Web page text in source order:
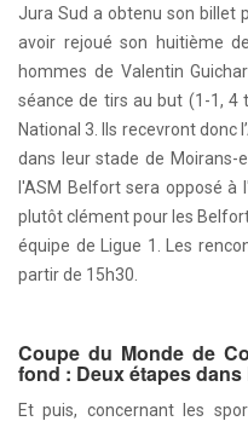
Jura Sud a obtenu son billet
avoir rejoué son huitième
hommes de Valentin
séance de tirs au but (1-1, 4
National 3. Ils recevront donc
dans leur stade de Moirans-
l'ASM Belfort sera opposé à
plutôt clémentpour les
équipe de Ligue 1. Les
partir de 15h30.
Coupe du Monde de
fond : Deux étapes dans
Et puis, concernant les